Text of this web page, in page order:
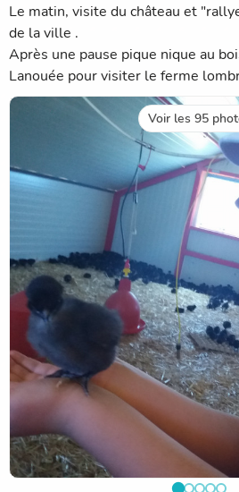
Le matin, visite du château et
de la ville .
Après une pause pique nique au
Lanouée pour visiter le ferme
Voir les 95